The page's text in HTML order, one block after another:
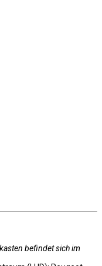
befindet sich im